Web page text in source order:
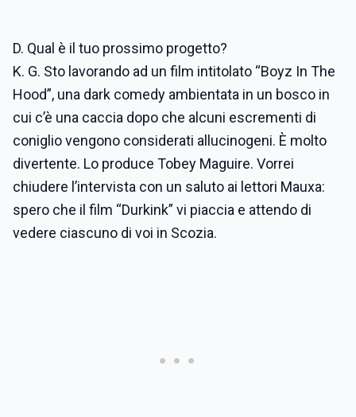
D. Qual è il tuo prossimo progetto?
K. G. Sto lavorando ad un film intitolato “Boyz In The
Hood”, una dark comedy ambientata in un bosco in
cui c’è una caccia dopo che alcuni escrementi di
coniglio vengono considerati allucinogeni. È molto
divertente. Lo produce Tobey Maguire. Vorrei
chiudere l’intervista con un saluto ai lettori Mauxa:
spero che il film “Durkink” vi piaccia e attendo di
vedere ciascuno di voi in Scozia.